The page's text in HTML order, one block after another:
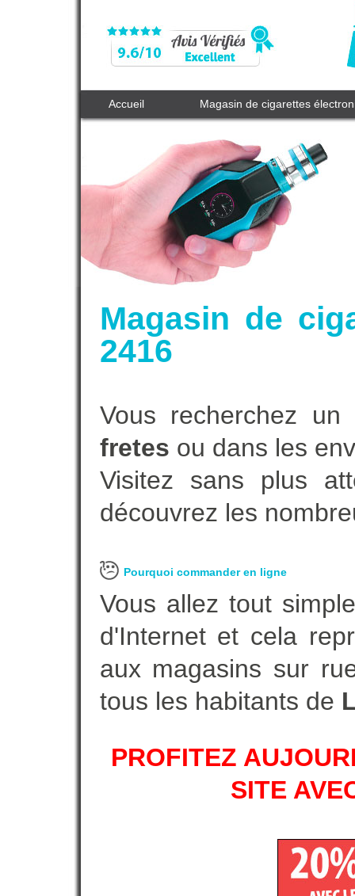
Accueil Magasin de cigarettes
Magasin de
2416
Vous recherchez
fretes ou dans les
Visitez sans plus
découvrez les
Pourquoi commander en ligne
Vous allez tout
d'Internet et cela
aux magasins sur
tous les habitants de
PROFITEZ
SITE